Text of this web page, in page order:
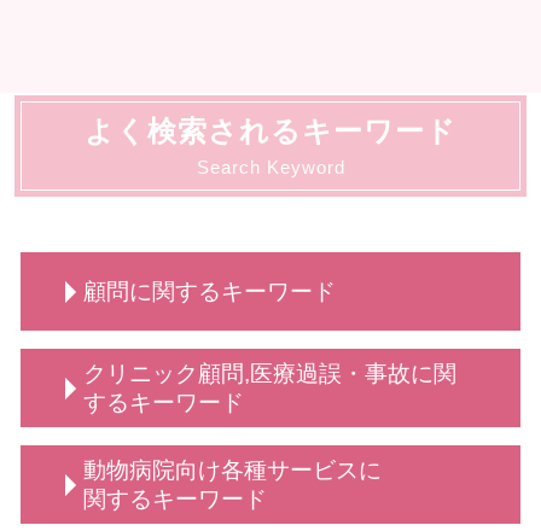
よく検索されるキーワード
Search Keyword
顧問に関するキーワード
学校 いじめ 対応
顧問弁護士 事業主
弁護士 顧問
債権回収 弁護士
顧問 契約
顧問弁護士 メリット
クリニック顧問,医療過誤・事故に関
するキーワード
従業員 解雇
不当解雇 とは
動物病院向け各種サービスに
関するキーワード